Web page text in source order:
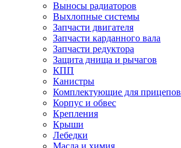
Выносы радиаторов
Выхлопные системы
Запчасти двигателя
Запчасти карданного вала
Запчасти редуктора
Защита днища и рычагов
КПП
Канистры
Комплектующие для прицепов
Корпус и обвес
Крепления
Крыши
Лебедки
Масла и химия